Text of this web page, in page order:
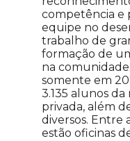
competência e
equipe no
trabalho de
formação de
na
somente em
3.135 alunos
privada, além
diversos. Entre
estão oficinas